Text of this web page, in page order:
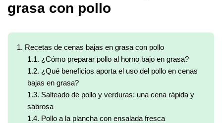
grasa con pollo
1. Recetas de cenas bajas en grasa con pollo
1.1. ¿Cómo preparar pollo al horno bajo en grasa?
1.2. ¿Qué beneficios aporta el uso del pollo en cenas
bajas en grasa?
1.3. Salteado de pollo y verduras: una cena rápida y
sabrosa
1.4. Pollo a la plancha con ensalada fresca